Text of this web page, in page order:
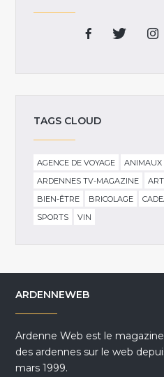
TAGS CLOUD
AGENCE DE VOYAGE ANIMAUX
ARDENNES TV-MAGAZINE
BIEN-ÊTRE
BRICOLAGE
SPORTS
VIN
ARDENNEWEB
Ardenne Web est le magazine
des ardennes sur le web
mars 1999.